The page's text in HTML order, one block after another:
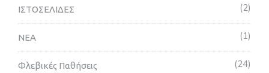
ΙΣΤΟΣΕΛΙΔΕΣ 2
ΝΕΑ 1
Φλεβικές Παθήσεις 24